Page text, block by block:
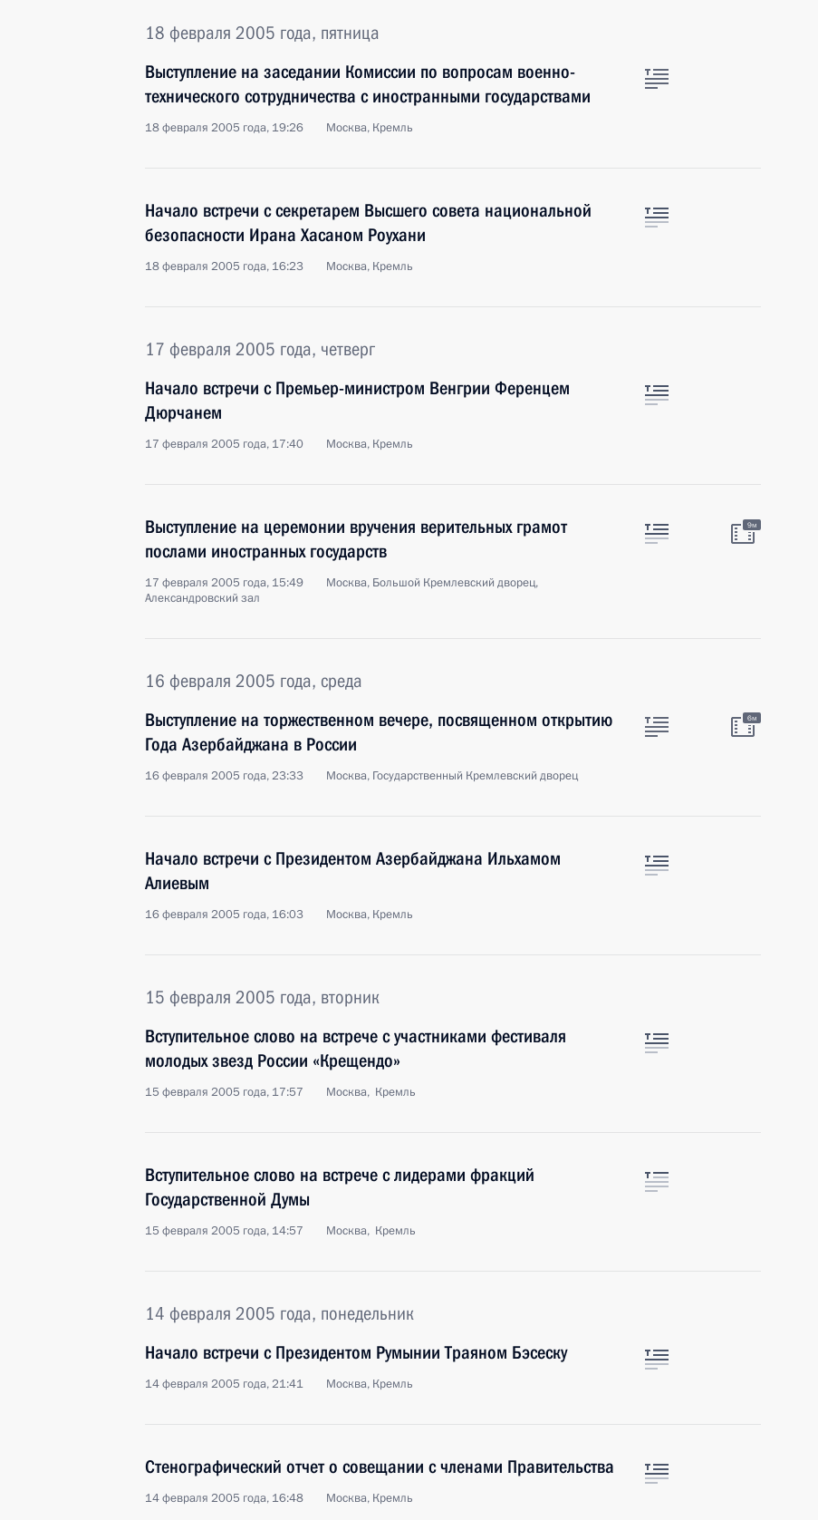
18 февраля 2005 года, пятница
Выступление на заседании Комиссии по вопросам военно-
технического сотрудничества с иностранными государствами
18 февраля 2005 года, 19:26 Москва, Кремль
Начало встречи с секретарем Высшего совета национальной
безопасности Ирана Хасаном Роухани
18 февраля 2005 года, 16:23 Москва, Кремль
17 февраля 2005 года, четверг
Начало встречи с Премьер-министром Венгрии Ференцем
Дюрчанем
17 февраля 2005 года, 17:40 Москва, Кремль
Выступление на церемонии вручения верительных грамот
послами иностранных государств
17 февраля 2005 года, 15:49
Москва, Большой Кремлевский дворец,
Александровский зал
9м
16 февраля 2005 года, среда
Выступление на торжественном вечере, посвященном открытию
Года Азербайджана в России
16 февраля 2005 года, 23:33 Москва, Государственный Кремлевский дворец
6м
Начало встречи с Президентом Азербайджана Ильхамом
Алиевым
16 февраля 2005 года, 16:03 Москва, Кремль
15 февраля 2005 года, вторник
Вступительное слово на встрече с участниками фестиваля
молодых звезд России «Крещендо»
15 февраля 2005 года, 17:57 Москва, Кремль
Вступительное слово на встрече с лидерами фракций
Государственной Думы
15 февраля 2005 года, 14:57 Москва, Кремль
14 февраля 2005 года, понедельник
Начало встречи с Президентом Румынии Траяном Бэсеску
14 февраля 2005 года, 21:41 Москва, Кремль
Стенографический отчет о совещании с членами Правительства
14 февраля 2005 года, 16:48 Москва, Кремль